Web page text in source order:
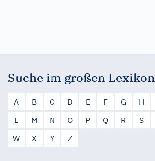
Suche im großen Lexikon
A B C D E F G H
L
M N O P Q R S
W
X Y Z